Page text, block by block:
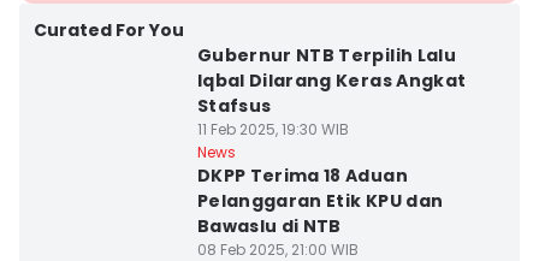
Curated For You
Gubernur NTB Terpilih Lalu
Iqbal Dilarang Keras Angkat
Stafsus
11 Feb 2025, 19:30 WIB
News
DKPP Terima 18 Aduan
Pelanggaran Etik KPU dan
Bawaslu di NTB
08 Feb 2025, 21:00 WIB